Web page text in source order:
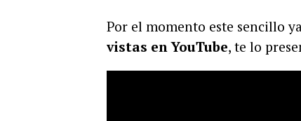
Por el momento este sencillo
vistas en YouTube, te lo